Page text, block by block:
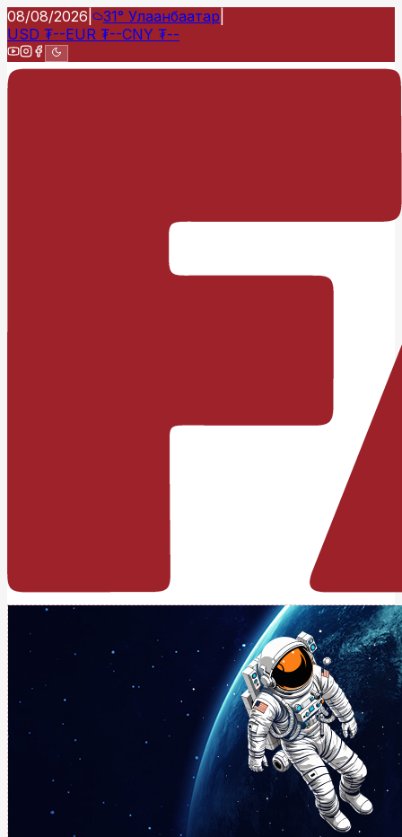
08/08/2026 31° Улаанбаатар
USD ₮--EUR ₮--CNY ₮--